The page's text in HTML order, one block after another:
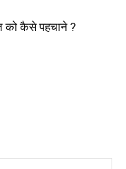
को कैसे पहचाने ?